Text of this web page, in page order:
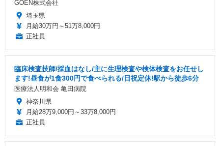
GOEN株式会社
埼玉県
月給30万円～51万8,000円
正社員
臨床検査技師/採血はなし/主に生理検査や検体検査をお任せし
ます!昼食が1食300円で食べられる/日祝定休!駅から徒歩6分
医療法人明和会 亀田病院
神奈川県
月給28万9,000円～33万8,000円
正社員